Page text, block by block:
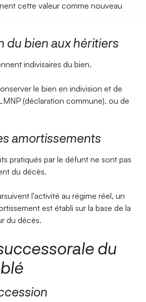
cette valeur comme nouveau
du bien aux héritiers
indivisaires du bien.
le bien en indivision et de
(déclaration commune), ou de
amortissements
pratiqués par le défunt ne sont pas
du décès.
l'activité au régime réel, un
est établi sur la base de la
du décès.
du